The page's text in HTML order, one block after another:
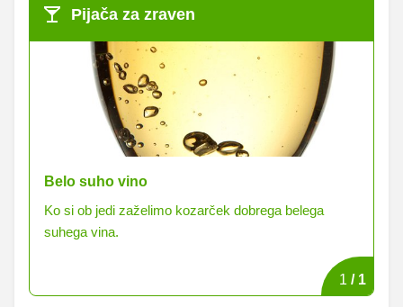
Pijača za zraven
Belo suho vino
Ko si ob jedi zaželimo kozarček dobrega belega
suhega vina.
1 / 1